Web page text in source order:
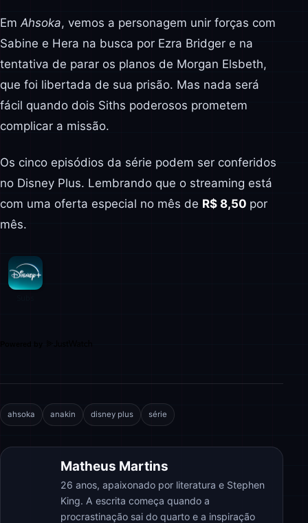
Em Ahsoka, vemos a personagem unir forças com
Sabine e Hera na busca por Ezra Bridger e na
tentativa de parar os planos de Morgan Elsbeth,
que foi libertada de sua prisão. Mas nada será
fácil quando dois Siths poderosos prometem
complicar a missão.
Os cinco episódios da série podem ser conferidos
no Disney Plus. Lembrando que o streaming está
com uma oferta especial no mês de R$ 8,50 por
mês.
Powered by
ahsoka anakin disney plus série
Matheus Martins
26 anos, apaixonado por literatura e Stephen
King. A escrita começa quando a
procrastinação sai do quarto e a inspiração